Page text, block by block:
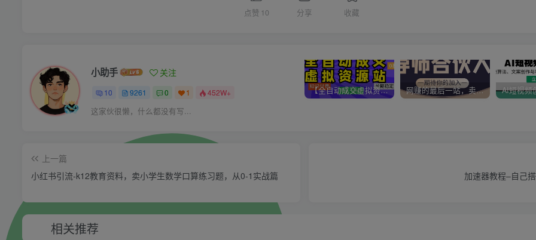
点赞 10 分享 收藏
小助手 关注
10 9261 0 1 452W+
这家伙很懒，什么都没有写...
【全自动成交虚拟资源站】站长唯一陪跑项目！月入10W+~长期稳定~ 网赚的最后一站，卖项目！做网赚顶级猎食者~
上一篇
小红书引流-k12教育资料，卖小学生数学口算练习题，从0-1实战篇
加速器教程–自己
相关推荐